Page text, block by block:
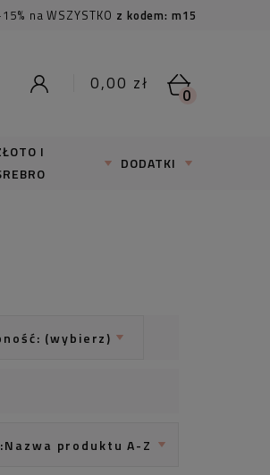
na WSZYSTKO z kodem: m15
0,00 zł
0
I
DODATKI
(wybierz)
Nazwa produktu A-Z